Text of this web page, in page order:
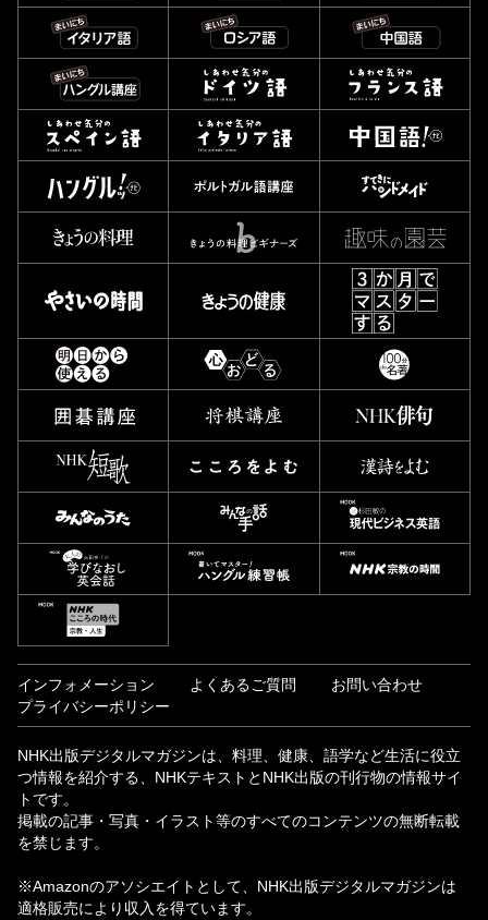
インフォメーション よくあるご質問
お問い合わせ
プライバシーポリシー
NHK出版デジタルマガジンは、料理、健康、語学など生活に役立
つ情報を紹介する、NHKテキストとNHK出版の刊行物の情報サイ
トです。
掲載の記事・写真・イラスト等のすべてのコンテンツの無断転載
を禁じます。
※Amazonのアソシエイトとして、NHK出版デジタルマガジンは
適格販売により収入を得ています。